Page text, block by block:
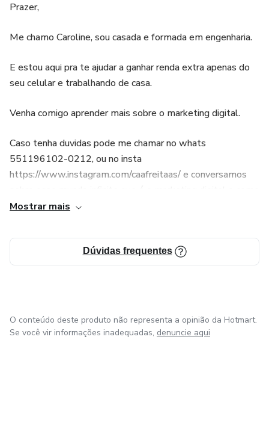
Prazer,
Me chamo Caroline, sou casada e formada em engenharia.
E estou aqui pra te ajudar a ganhar renda extra apenas do
seu celular e trabalhando de casa.
Venha comigo aprender mais sobre o marketing digital.
Caso tenha duvidas pode me chamar no whats
551196102-0212, ou no insta
https://www.instagram.com/caafreitaas/ e conversamos
fazer você ganhar dinheiro de forma rápida e honesta.
Espero você.
Grande abraço da sua futura mentora Carol.
Mostrar mais
Dúvidas frequentes
O conteúdo deste produto não representa a opinião da Hotmart.
Se você vir informações inadequadas, denuncie aqui